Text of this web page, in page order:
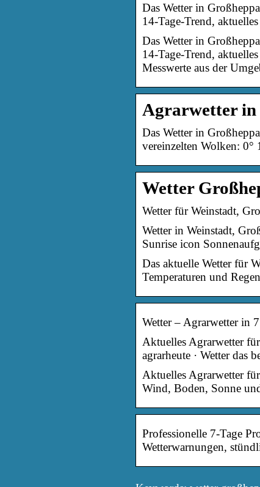
Das Wetter in
14-Tage-Trend,
Das Wetter in
14-Tage-Trend,
Messwerte aus der
Agrarwetter in
Das Wetter in
vereinzelten Wolken:
Wetter
Wetter für Weinstadt,
Wetter in Weinstadt,
Sunrise icon
Das aktuelle Wetter für
Temperaturen und
Wetter – Agrarwetter in
Aktuelles Agrarwetter
agrarheute · Wetter das
Aktuelles Agrarwetter
Wind, Boden, Sonne
Professionelle 7-Tage
Wetterwarnungen,